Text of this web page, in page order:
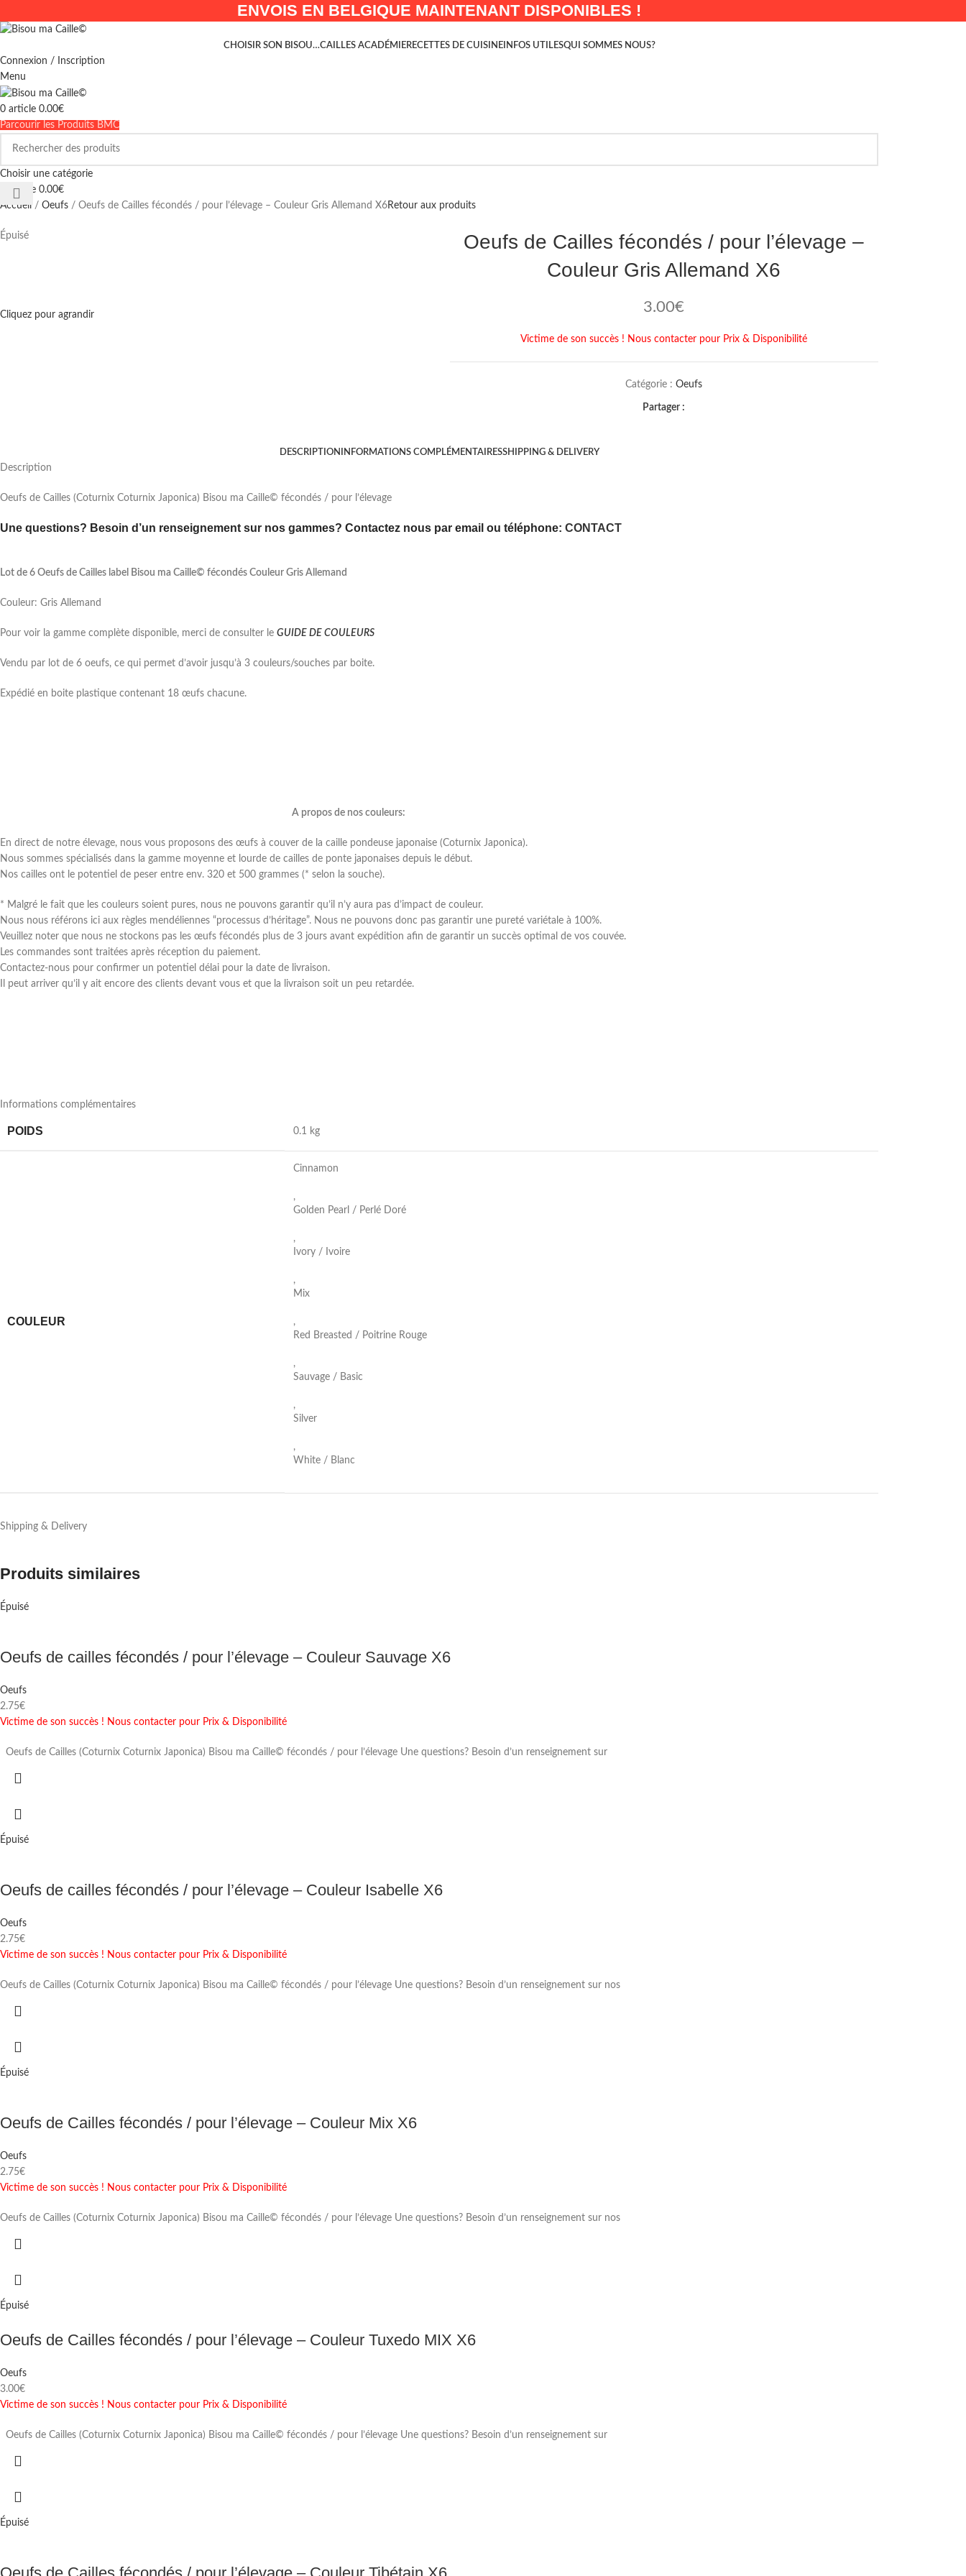
ENVOIS EN BELGIQUE MAINTENANT DISPONIBLES !
CHOISIR SON BISOU…CAILLES ACADÉMIERECETTES DE CUISINEINFOS UTILESQUI SOMMES NOUS?
Connexion / Inscription
Menu
0 article 0.00€
Parcourir les Produits BMC
Choisir une catégorie
article 0.00€
Accueil
Oeufs Oeufs de Cailles fécondés / pour l’élevage – Couleur Gris Allemand X6Retour aux produits
Épuisé
Cliquez pour agrandir
Oeufs de Cailles fécondés / pour l’élevage –
Couleur Gris Allemand X6
3.00€
Victime de son succès ! Nous contacter pour Prix & Disponibilité
Catégorie : Oeufs
Partager :
DESCRIPTION INFORMATIONS COMPLÉMENTAIRESSHIPPING & DELIVERY
Description
Oeufs de Cailles (Coturnix Coturnix Japonica) Bisou ma Caille© fécondés / pour l’élevage
Une questions? Besoin d’un renseignement sur nos gammes? Contactez nous par email ou téléphone: CONTACT
Lot de 6 Oeufs de Cailles label Bisou ma Caille© fécondés Couleur Gris Allemand
Couleur: Gris Allemand
Pour voir la gamme complète disponible, merci de consulter le GUIDE DE COULEURS
Vendu par lot de 6 oeufs, ce qui permet d’avoir jusqu’à 3 couleurs/souches par boite.
Expédié en boite plastique contenant 18 œufs chacune.
A propos de nos couleurs:
En direct de notre élevage, nous vous proposons des œufs à couver de la caille pondeuse japonaise (Coturnix Japonica).
Nous sommes spécialisés dans la gamme moyenne et lourde de cailles de ponte japonaises depuis le début.
Nos cailles ont le potentiel de peser entre env. 320 et 500 grammes (* selon la souche).
* Malgré le fait que les couleurs soient pures, nous ne pouvons garantir qu’il n’y aura pas d’impact de couleur.
Nous nous référons ici aux règles mendéliennes “processus d’héritage”. Nous ne pouvons donc pas garantir une pureté variétale à 100%.
Veuillez noter que nous ne stockons pas les œufs fécondés plus de 3 jours avant expédition afin de garantir un succès optimal de vos couvée.
Les commandes sont traitées après réception du paiement.
Contactez-nous pour confirmer un potentiel délai pour la date de livraison.
Il peut arriver qu’il y ait encore des clients devant vous et que la livraison soit un peu retardée.
Informations complémentaires
POIDS 0.1 kg
COULEUR
Cinnamon
,
Golden Pearl / Perlé Doré
,
Ivory / Ivoire
,
Mix
,
Red Breasted / Poitrine Rouge
,
Sauvage / Basic
,
Silver
,
White / Blanc
Shipping & Delivery
Produits similaires
Épuisé
Oeufs de cailles fécondés / pour l’élevage – Couleur Sauvage X6
Oeufs
2.75€
Victime de son succès ! Nous contacter pour Prix & Disponibilité
Oeufs de Cailles (Coturnix Coturnix Japonica) Bisou ma Caille© fécondés / pour l’élevage Une questions? Besoin d’un renseignement sur
Épuisé
Oeufs de cailles fécondés / pour l’élevage – Couleur Isabelle X6
Oeufs
2.75€
Victime de son succès ! Nous contacter pour Prix & Disponibilité
Oeufs de Cailles (Coturnix Coturnix Japonica) Bisou ma Caille© fécondés / pour l’élevage Une questions? Besoin d’un renseignement sur nos
Épuisé
Oeufs de Cailles fécondés / pour l’élevage – Couleur Mix X6
Oeufs
2.75€
Victime de son succès ! Nous contacter pour Prix & Disponibilité
Oeufs de Cailles (Coturnix Coturnix Japonica) Bisou ma Caille© fécondés / pour l’élevage Une questions? Besoin d’un renseignement sur nos
Épuisé
Oeufs de Cailles fécondés / pour l’élevage – Couleur Tuxedo MIX X6
Oeufs
3.00€
Victime de son succès ! Nous contacter pour Prix & Disponibilité
Oeufs de Cailles (Coturnix Coturnix Japonica) Bisou ma Caille© fécondés / pour l’élevage Une questions? Besoin d’un renseignement sur
Épuisé